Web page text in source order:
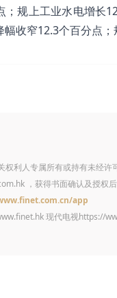
规上工业水电增长
收窄12.3个百分点
利人专属所有或持有未经许
，获得书面确认及授权
app
现代电视https://